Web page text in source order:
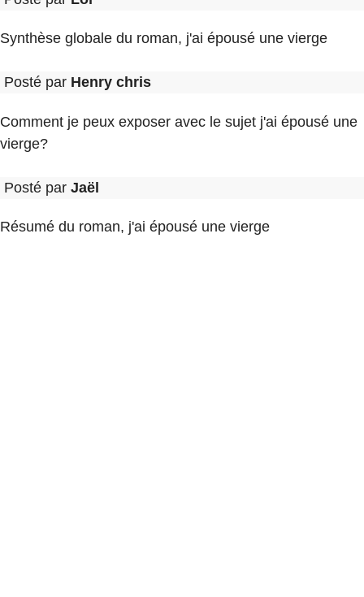
Synthèse globale du roman, j'ai épousé une vierge
Posté par Henry chris
Comment je peux exposer avec le sujet j'ai épousé une
vierge?
Posté par Jaël
Résumé du roman, j'ai épousé une vierge